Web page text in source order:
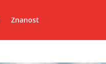
Znanost